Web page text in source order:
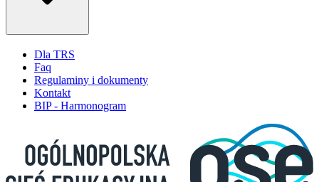
Dla TRS
Faq
Regulaminy i dokumenty
Kontakt
BIP - Harmonogram